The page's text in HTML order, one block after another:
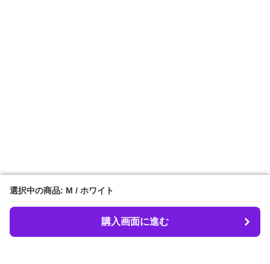
選択中の商品: M / ホワイト
購入画面に進む
選択中の商品: M / ホワイト
購入画面に進む